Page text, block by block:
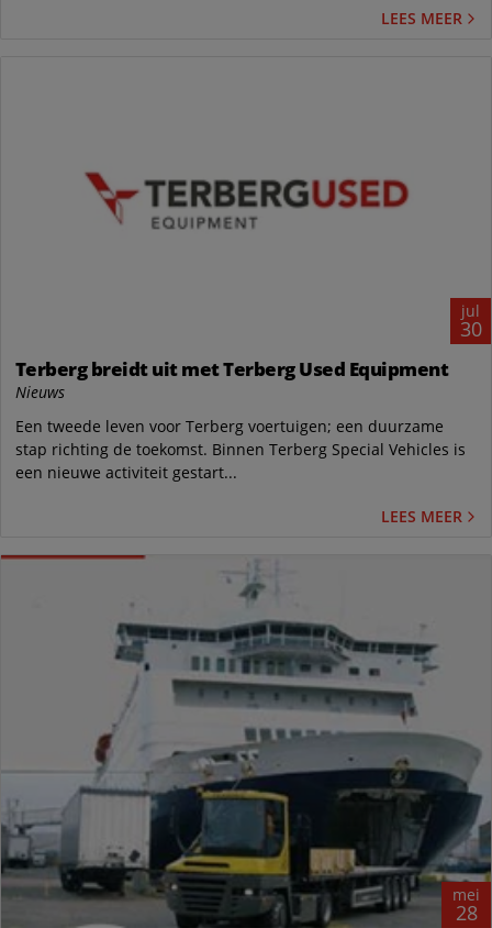
LEES MEER
jul
30
Terberg breidt uit met Terberg Used Equipment
Nieuws
Een tweede leven voor Terberg voertuigen; een duurzame
stap richting de toekomst. Binnen Terberg Special Vehicles is
een nieuwe activiteit gestart...
LEES MEER
mei
28